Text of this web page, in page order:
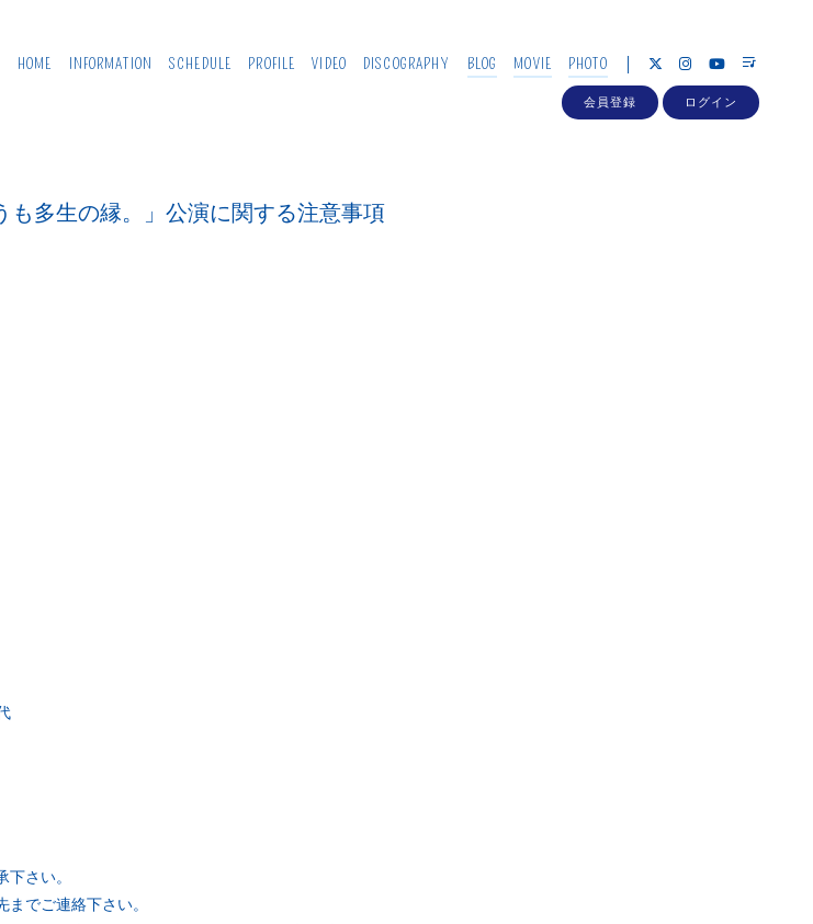
HOME INFORMATION SCHEDULE PROFILE VIDEO DISCOGRAPHY BLOG MOVIE PHOTO
会員登録 ログイン
多生の縁。」公演に関する注意事項
さい。
でご連絡下さい。